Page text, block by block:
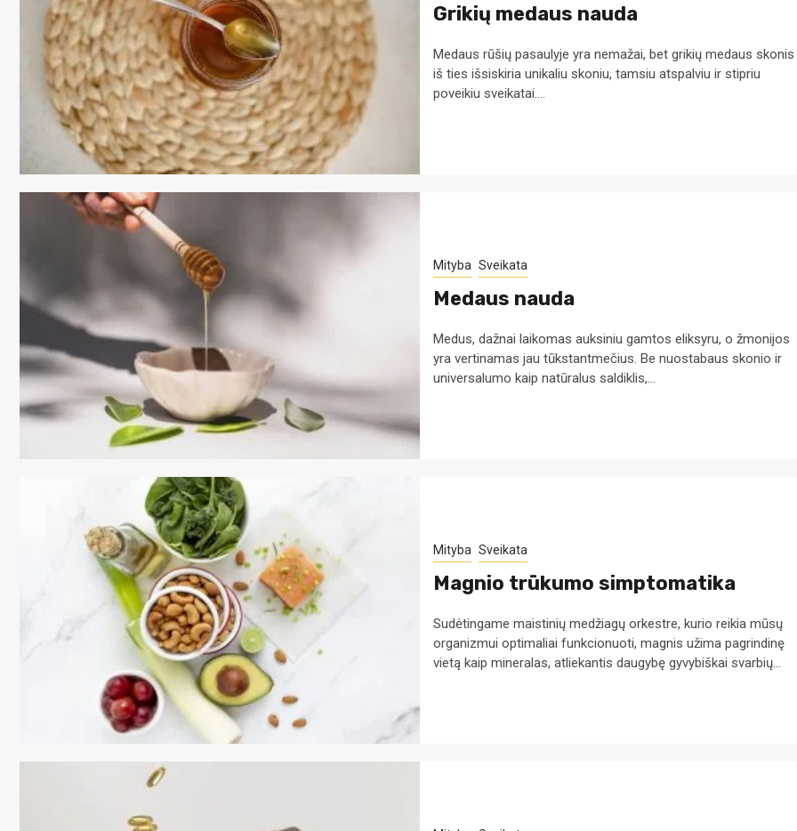
Grikių medaus nauda
Medaus rūšių pasaulyje yra nemažai, bet grikių medaus skonis
iš ties išsiskiria unikaliu skoniu, tamsiu atspalviu ir stipriu
poveikiu sveikatai....
Mityba Sveikata
Medaus nauda
Medus, dažnai laikomas auksiniu gamtos eliksyru, o žmonijos
yra vertinamas jau tūkstantmečius. Be nuostabaus skonio ir
universalumo kaip natūralus saldiklis,...
Mityba Sveikata
Magnio trūkumo simptomatika
Sudėtingame maistinių medžiagų orkestre, kurio reikia mūsų
organizmui optimaliai funkcionuoti, magnis užima pagrindinę
vietą kaip mineralas, atliekantis daugybę gyvybiškai svarbių...